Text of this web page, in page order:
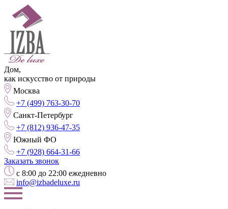
Дом,
как искусство от природы
Москва
+7 (499) 763-30-70
Санкт-Петербург
+7 (812) 936-47-35
Южный ФО
+7 (928) 664-31-66
Заказать звонок
с 8:00 до 22:00 ежедневно
info@izbadeluxe.ru